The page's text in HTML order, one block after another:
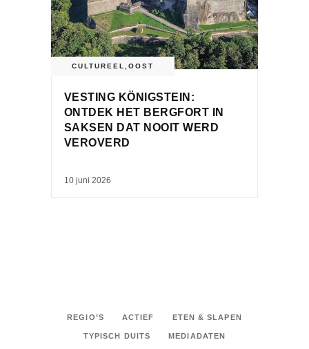
CULTUREEL OOST
VESTING KÖNIGSTEIN:
ONTDEK HET BERGFORT IN
SAKSEN DAT NOOIT WERD
VEROVERD
10 juni 2026
REGIO’S ACTIEF ETEN & SLAPEN
TYPISCH DUITS MEDIADATEN